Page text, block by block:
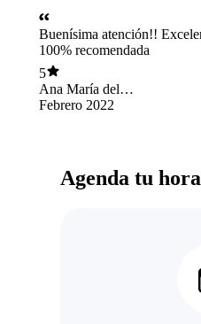
Buenísima atención!! Excelente profesional,
100% recomendada
5
Ana María del
Castillo Müller
Febrero 2022
Agenda tu hora